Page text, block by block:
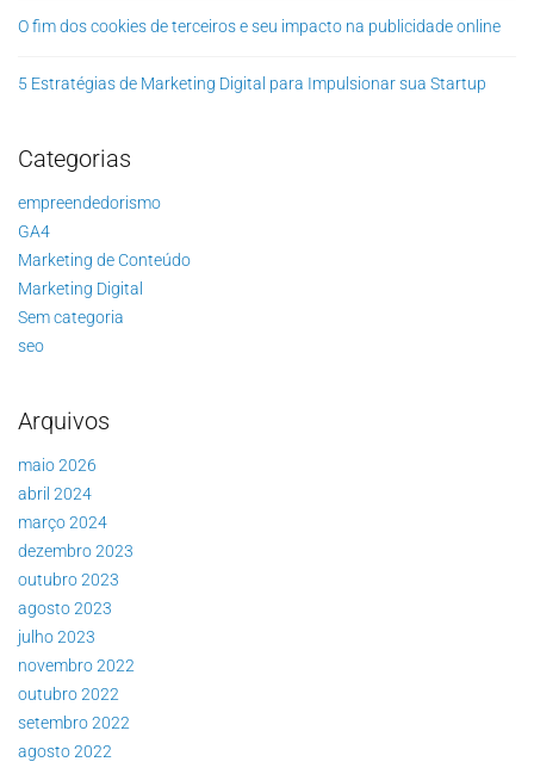
O fim dos cookies de terceiros e seu impacto na publicidade online
5 Estratégias de Marketing Digital para Impulsionar sua Startup
Categorias
empreendedorismo
GA4
Marketing de Conteúdo
Marketing Digital
Sem categoria
seo
Arquivos
maio 2026
abril 2024
março 2024
dezembro 2023
outubro 2023
agosto 2023
julho 2023
novembro 2022
outubro 2022
setembro 2022
agosto 2022